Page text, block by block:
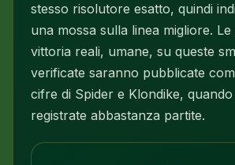
stesso risolutore esatto, quindi
una mossa sulla linea migliore.
vittoria reali, umane, su queste
verificate saranno pubblicate
cifre di Spider e Klondike,
registrate abbastanza partite.